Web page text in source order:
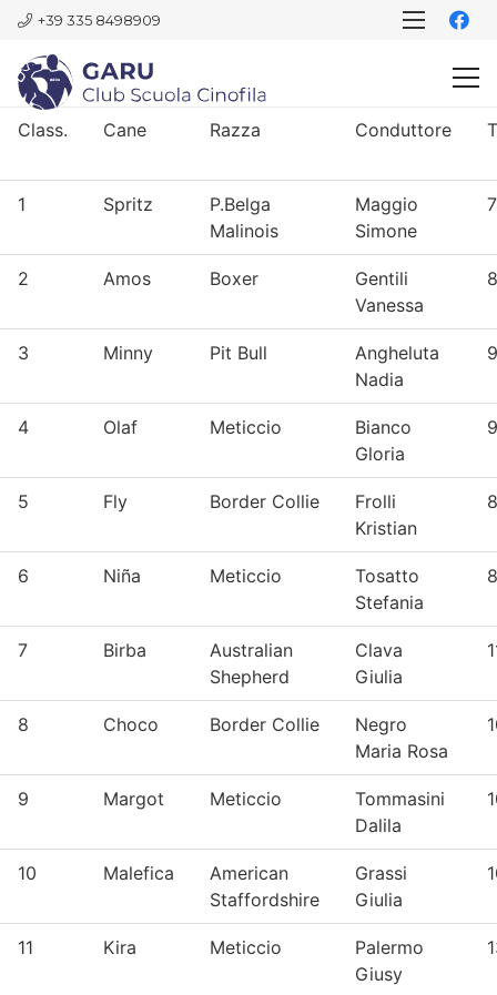
+39 335 8498909
Class. Cane Razza Conduttore
1 Spritz
P.Belga
Malinois
Maggio
Simone
2 Amos Boxer
Gentili
Vanessa
3 Minny Pit Bull
Angheluta
Nadia
4 Olaf Meticcio
Bianco
Gloria
5 Fly Border Collie
Frolli
Kristian
6 Niña Meticcio
Tosatto
Stefania
7 Birba
Australian
Shepherd
Clava
Giulia
8 Choco Border Collie
Negro
Maria Rosa
9 Margot Meticcio
Tommasini
Dalila
10 Malefica
American
Staffordshire
Grassi
Giulia
11 Kira Meticcio
Palermo
Giusy